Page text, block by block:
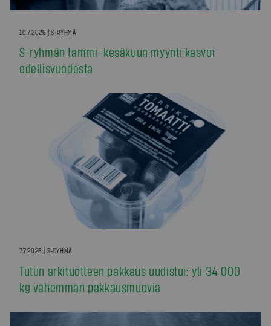
10.7.2026 | S-RYHMÄ
S-ryhmän tammi–kesäkuun myynti kasvoi
edellisvuodesta
7.7.2026 | S-RYHMÄ
Tutun arkituotteen pakkaus uudistui: yli 34 000
kg vähemmän pakkausmuovia